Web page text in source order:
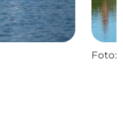
Foto: